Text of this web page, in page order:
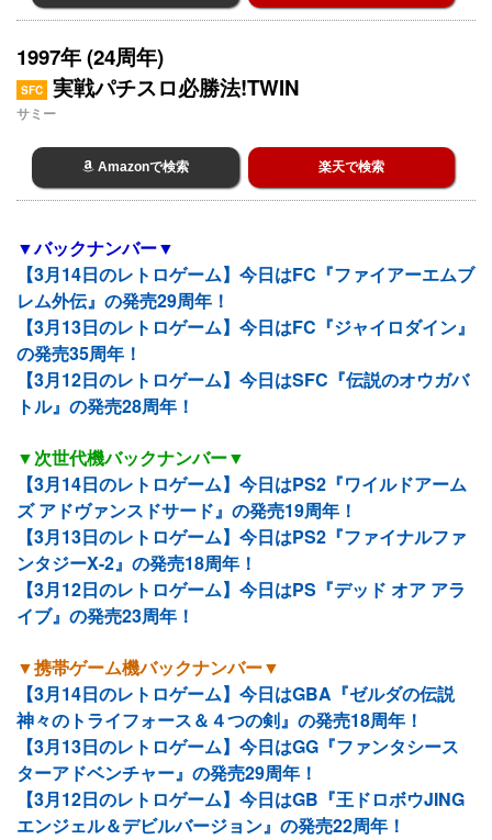
1997年 (24周年)
SFC 実戦パチスロ必勝法!TWIN
サミー
Amazonで検索 楽天で検索
▼バックナンバー▼
【3月14日のレトロゲーム】今日はFC『ファイアーエムブ
レム外伝』の発売29周年！
【3月13日のレトロゲーム】今日はFC『ジャイロダイン』
の発売35周年！
【3月12日のレトロゲーム】今日はSFC『伝説のオウガバ
トル』の発売28周年！
▼次世代機バックナンバー▼
【3月14日のレトロゲーム】今日はPS2『ワイルドアーム
ズ アドヴァンスドサード』の発売19周年！
【3月13日のレトロゲーム】今日はPS2『ファイナルファ
ンタジーX-2』の発売18周年！
【3月12日のレトロゲーム】今日はPS『デッド オア アラ
イブ』の発売23周年！
▼携帯ゲーム機バックナンバー▼
【3月14日のレトロゲーム】今日はGBA『ゼルダの伝説
神々のトライフォース＆４つの剣』の発売18周年！
【3月13日のレトロゲーム】今日はGG『ファンタシース
ターアドベンチャー』の発売29周年！
【3月12日のレトロゲーム】今日はGB『王ドロボウJING
エンジェル＆デビルバージョン』の発売22周年！